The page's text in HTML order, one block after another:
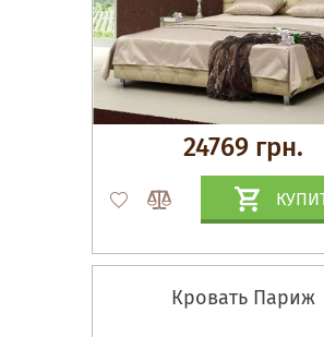
24769 грн.
Кровать Париж